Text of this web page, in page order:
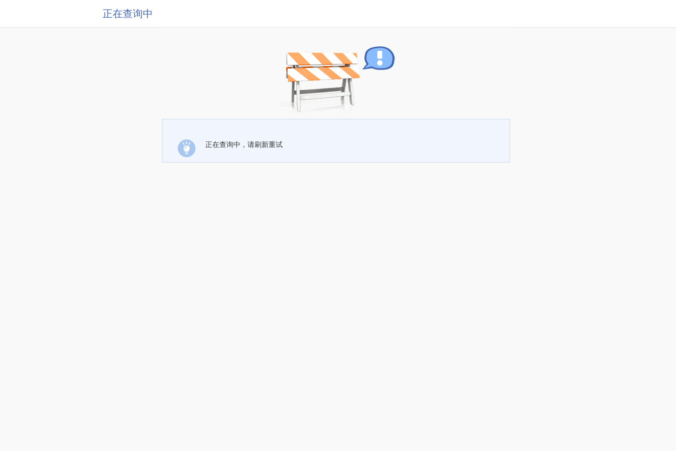
正在查询中
正在查询中，请刷新重试